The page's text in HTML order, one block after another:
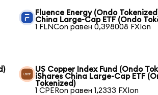
Fluence Energy (Ondo
China Large-Cap ETF (Ondo
1 FLNCon равен 0,398008 FXIon
US Copper Index Fund (Ondo
iShares China Large-Cap ETF
Tokenized)
1 CPERon равен 1,2333 FXIon